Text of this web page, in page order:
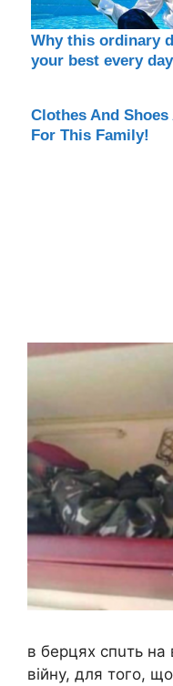
в бepцяx cпuть нa
вiйнy, для того,